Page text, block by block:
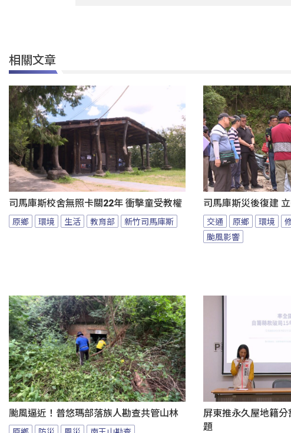
相關文章
司馬庫斯校舍無照卡關22年 衝擊童受教權
原鄉 環境 生活 教育部 新竹司馬庫斯
司馬庫斯災後復建
交通 原鄉 環境
颱風影響
颱風逼近！普悠瑪部落族人勘查共管山林
屏東推永久屋地籍
題